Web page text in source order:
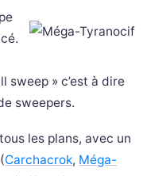
sweep » c’est à dire
sweepers.
les plans, avec un
Carchacrok, Méga-